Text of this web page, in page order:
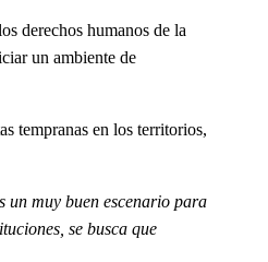
derechos humanos de la
un ambiente de
tempranas en los territorios,
un muy buen escenario para
se busca que